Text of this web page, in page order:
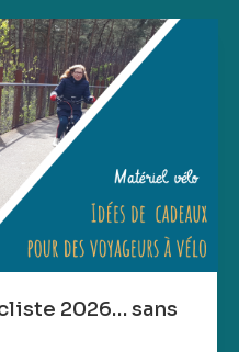
2026… sans